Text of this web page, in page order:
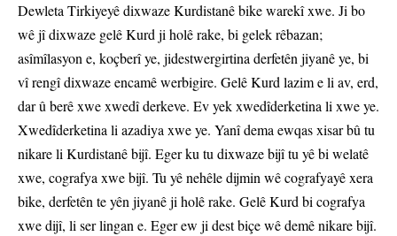
Dewleta Tirkiyeyê dixwaze Kurdistanê bike warekî xwe. Ji bo
wê jî dixwaze gelê Kurd ji holê rake, bi gelek rêbazan;
asîmîlasyon e, koçberî ye, jidestwergirtina derfetên jiyanê ye, bi
vî rengî dixwaze encamê werbigire. Gelê Kurd lazim e li av, erd,
dar û berê xwe xwedî derkeve. Ev yek xwedîderketina li xwe ye.
Xwedîderketina li azadiya xwe ye. Yanî dema ewqas xisar bû tu
nikare li Kurdistanê bijî. Eger ku tu dixwaze bijî tu yê bi welatê
xwe, cografya xwe bijî. Tu yê nehêle dijmin wê cografyayê xera
bike, derfetên te yên jiyanê ji holê rake. Gelê Kurd bi cografya
xwe dijî, li ser lingan e. Eger ew ji dest biçe wê demê nikare bijî.